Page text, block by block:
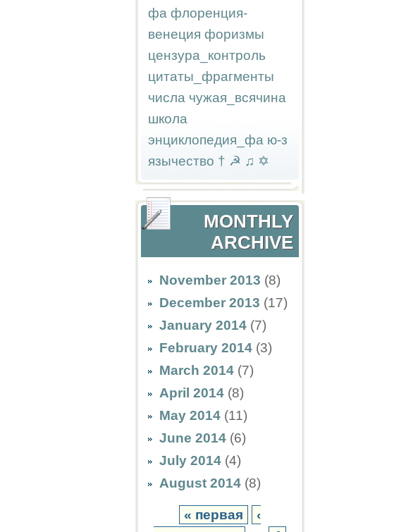
фа флоренция-
венеция форизмы
цензура_контроль
цитаты_фрагменты
числа чужая_всячина
школа
энциклопедия_фа ю-з
язычество † ☭ ♫ ✡
MONTHLY
ARCHIVE
November 2013 (8)
December 2013 (17)
January 2014 (7)
February 2014 (3)
March 2014 (7)
April 2014 (8)
May 2014 (11)
June 2014 (6)
July 2014 (4)
August 2014 (8)
« первая
‹